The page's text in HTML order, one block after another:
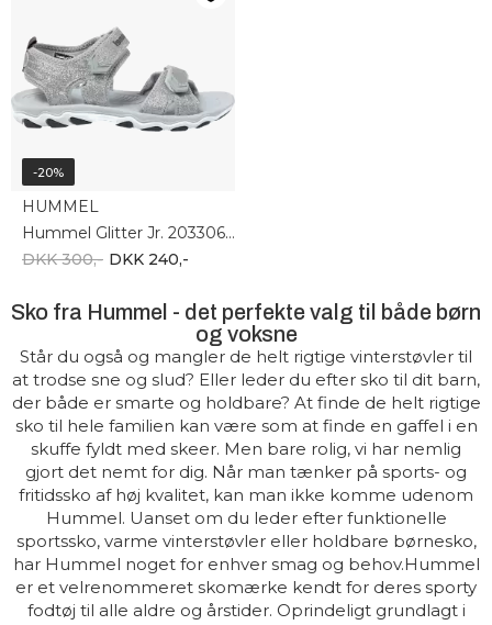
-20%
HUMMEL
Hummel Glitter Jr. 203306-1508
DKK 300,- DKK 240,-
Sko fra Hummel - det perfekte valg til både børn
og voksne
Står du også og mangler de helt rigtige vinterstøvler til
at trodse sne og slud? Eller leder du efter sko til dit barn,
der både er smarte og holdbare? At finde de helt rigtige
sko til hele familien kan være som at finde en gaffel i en
skuffe fyldt med skeer. Men bare rolig, vi har nemlig
gjort det nemt for dig. Når man tænker på sports- og
fritidssko af høj kvalitet, kan man ikke komme udenom
Hummel. Uanset om du leder efter funktionelle
sportssko, varme vinterstøvler eller holdbare børnesko,
har Hummel noget for enhver smag og behov.Hummel
er et velrenommeret skomærke kendt for deres sporty
fodtøj til alle aldre og årstider. Oprindeligt grundlagt i